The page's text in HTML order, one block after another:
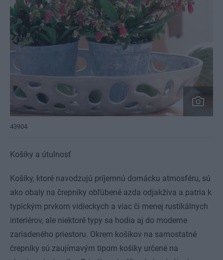
43904
Košíky a útulnosť
Košíky, ktoré navodzujú príjemnú domácku atmosféru, sú
ako obaly na črepníky obľúbené azda odjakživa a patria k
typickým prvkom vidieckych a viac či menej rustikálnych
interiérov, ale niektoré typy sa hodia aj do moderne
zariadeného priestoru. Okrem košíkov na samostatné
črepníky sú zaujímavým tipom košíky určené na